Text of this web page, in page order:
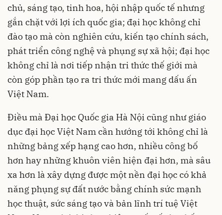
chủ, sáng tạo, tinh hoa, hội nhập quốc tế nhưng
gắn chặt với lợi ích quốc gia; đại học không chỉ
đào tạo mà còn nghiên cứu, kiến tạo chính sách,
phát triển công nghệ và phụng sự xã hội; đại học
không chỉ là nơi tiếp nhận tri thức thế giới mà
còn góp phần tạo ra tri thức mới mang dấu ấn
Việt Nam.
Điều mà Đại học Quốc gia Hà Nội cũng như giáo
dục đại học Việt Nam cần hướng tới không chỉ là
những bảng xếp hạng cao hơn, nhiều công bố
hơn hay những khuôn viên hiện đại hơn, mà sâu
xa hơn là xây dựng được một nền đại học có khả
năng phụng sự đất nước bằng chính sức mạnh
học thuật, sức sáng tạo và bản lĩnh trí tuệ Việt